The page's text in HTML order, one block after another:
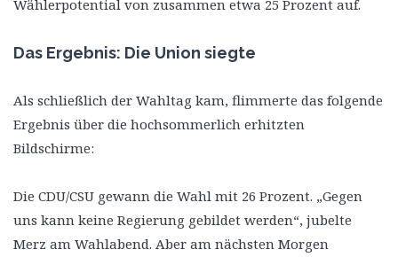
Wählerpotential von zusammen etwa 25 Prozent auf.
Das Ergebnis: Die Union siegte
Als schließlich der Wahltag kam, flimmerte das folgende
Ergebnis über die hochsommerlich erhitzten
Bildschirme:
Die CDU/CSU gewann die Wahl mit 26 Prozent. „Gegen
uns kann keine Regierung gebildet werden“, jubelte
Merz am Wahlabend. Aber am nächsten Morgen